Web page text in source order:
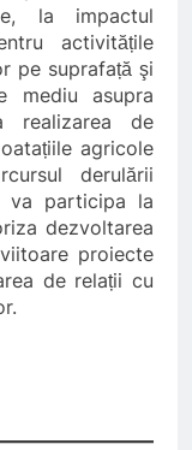
la impactul
activitățile
pe suprafață şi
mediu asupra
realizarea de
agricole
derulării
va participa la
dezvoltarea
proiecte
de relații cu